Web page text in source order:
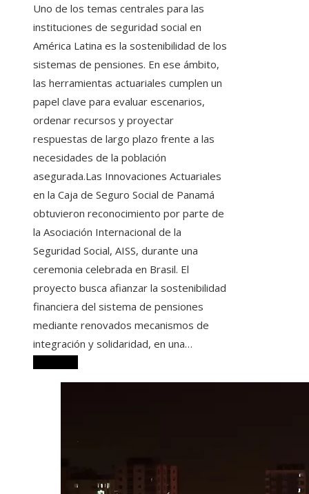
Uno de los temas centrales para las
instituciones de seguridad social en
América Latina es la sostenibilidad de los
sistemas de pensiones. En ese ámbito,
las herramientas actuariales cumplen un
papel clave para evaluar escenarios,
ordenar recursos y proyectar
respuestas de largo plazo frente a las
necesidades de la población
asegurada.Las Innovaciones Actuariales
en la Caja de Seguro Social de Panamá
obtuvieron reconocimiento por parte de
la Asociación Internacional de la
Seguridad Social, AISS, durante una
ceremonia celebrada en Brasil. El
proyecto busca afianzar la sostenibilidad
financiera del sistema de pensiones
mediante renovados mecanismos de
integración y solidaridad, en una…